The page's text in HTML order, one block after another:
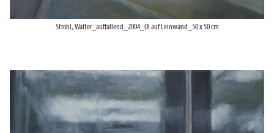
Strobl, Walter_auffallend_2004_Öl auf Leinwand_50 x 50 cm